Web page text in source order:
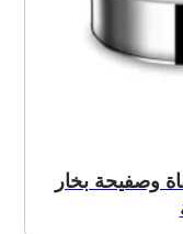
وصفيحة بخار